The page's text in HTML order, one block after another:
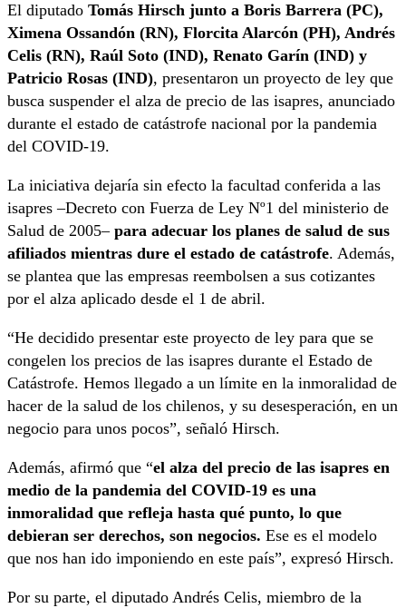
El diputado Tomás Hirsch junto a Boris Barrera (PC),
Ximena Ossandón (RN), Florcita Alarcón (PH), Andrés
Celis (RN), Raúl Soto (IND), Renato Garín (IND) y
Patricio Rosas (IND), presentaron un proyecto de ley que
busca suspender el alza de precio de las isapres, anunciado
durante el estado de catástrofe nacional por la pandemia
del COVID-19.
La iniciativa dejaría sin efecto la facultad conferida a las
isapres –Decreto con Fuerza de Ley Nº1 del ministerio de
Salud de 2005– para adecuar los planes de salud de sus
afiliados mientras dure el estado de catástrofe. Además,
se plantea que las empresas reembolsen a sus cotizantes
por el alza aplicado desde el 1 de abril.
“He decidido presentar este proyecto de ley para que se
congelen los precios de las isapres durante el Estado de
Catástrofe. Hemos llegado a un límite en la inmoralidad de
hacer de la salud de los chilenos, y su desesperación, en un
negocio para unos pocos”, señaló Hirsch.
Además, afirmó que “el alza del precio de las isapres en
medio de la pandemia del COVID-19 es una
inmoralidad que refleja hasta qué punto, lo que
debieran ser derechos, son negocios. Ese es el modelo
que nos han ido imponiendo en este país”, expresó Hirsch.
Por su parte, el diputado Andrés Celis, miembro de la